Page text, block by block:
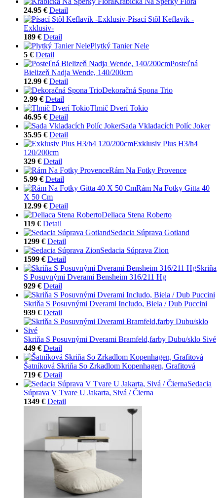
24.95 € Detail
Písací Stôl Keflavik -
Exklusiv-
189 € Detail
Plytký Tanier Nele
5 € Detail
Posteľná
Bielizeň Nadja Wende, 140/200cm
12.99 € Detail
Dekoračná Spona Trio
2.99 € Detail
Tlmič Dverí Tokio
46.95 € Detail
Sada Vkladacích Políc Joker
35.95 € Detail
Exklusiv Plus H3/h4
120/200cm
329 € Detail
Rám Na Fotky Provence
5.99 € Detail
Rám Na Fotky Gitta 40
X 50 Cm
12.99 € Detail
Deliaca Stena Roberto
119 € Detail
Sedacia Súprava Gotland
1299 € Detail
Sedacia Súprava Zion
1599 € Detail
Skriňa
S Posuvnými Dverami Bensheim 316/211 Hg
929 € Detail
Skriňa S Posuvnými Dverami Includo, Biela / Dub Puccini
939 € Detail
Skriňa S Posuvnými Dverami Bramfeld,farby Dubu/sklo Sivé
449 € Detail
Šatníková Skriňa So Zrkadlom Kopenhagen, Grafitová
719 € Detail
Sedacia
Súprava V Tvare U Jakarta, Sivá / Čierna
1349 € Detail